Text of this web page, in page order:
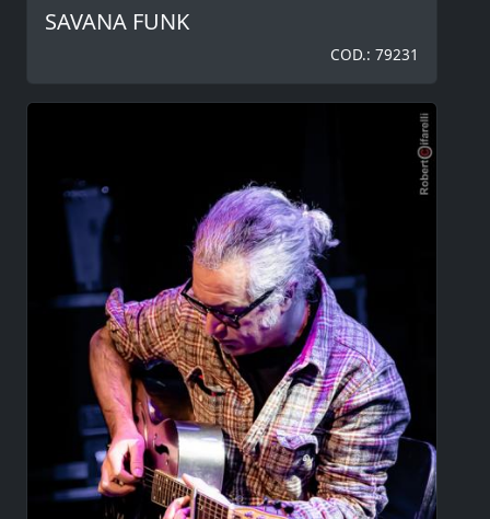
SAVANA FUNK
COD.: 79231